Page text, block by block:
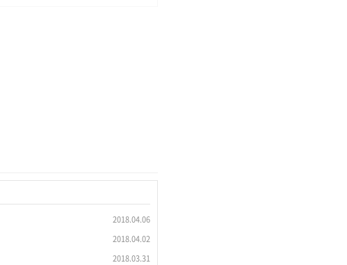
2018.04.06
2018.04.02
2018.03.31